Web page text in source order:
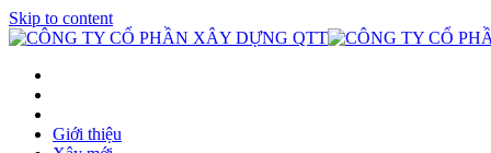
Skip to content
Giới thiệu